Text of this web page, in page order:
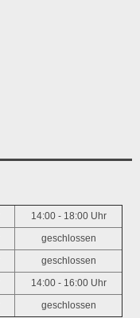
14:00 - 18:00 Uhr
geschlossen
geschlossen
14:00 - 16:00 Uhr
geschlossen